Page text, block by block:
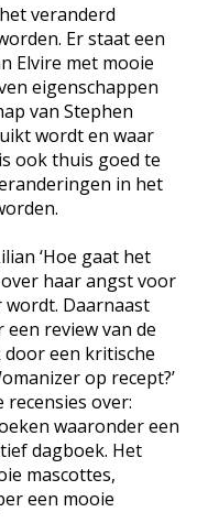
veranderd
Er staat een
Elvire met mooie
eigenschappen
van Stephen
wordt en waar
ook thuis goed te
in het
‘Hoe gaat het
over haar angst voor
Daarnaast
review van de
door een kritische
op recept?’
over:
waaronder een
dagboek. Het
mascottes,
een mooie